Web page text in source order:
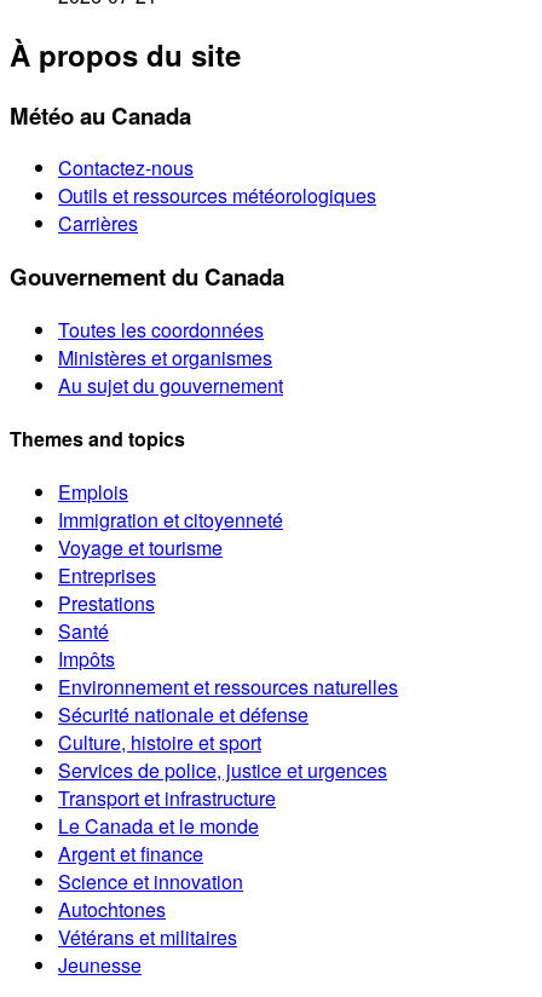
À propos du site
Météo au Canada
Contactez-nous
Outils et ressources météorologiques
Carrières
Gouvernement du Canada
Toutes les coordonnées
Ministères et organismes
Au sujet du gouvernement
Themes and topics
Emplois
Immigration et citoyenneté
Voyage et tourisme
Entreprises
Prestations
Santé
Impôts
Environnement et ressources naturelles
Sécurité nationale et défense
Culture, histoire et sport
Services de police, justice et urgences
Transport et infrastructure
Le Canada et le monde
Argent et finance
Science et innovation
Autochtones
Vétérans et militaires
Jeunesse